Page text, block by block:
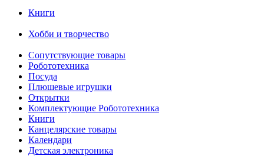
Книги
Хобби и творчество
Сопутствующие товары
Робототехника
Посуда
Плюшевые игрушки
Открытки
Комплектующие Робототехника
Книги
Канцелярские товары
Календари
Детская электроника